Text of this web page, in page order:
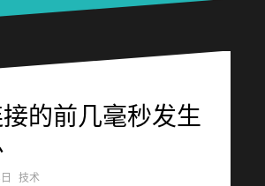
接的前几毫秒发生
技术